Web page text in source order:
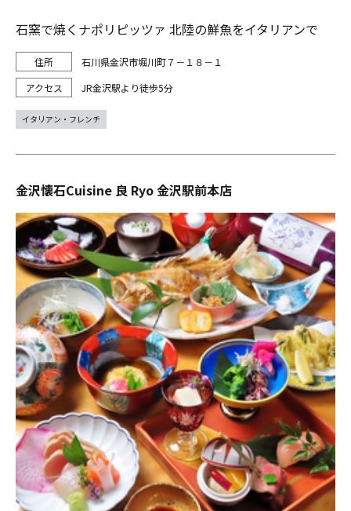
石窯で焼くナポリピッツァ 北陸の鮮魚をイタリアンで
石川県金沢市堀川町７－１８－１
JR金沢駅より徒歩5分
イタリアン・フレンチ
金沢懐石Cuisine 良 Ryo 金沢駅前本店